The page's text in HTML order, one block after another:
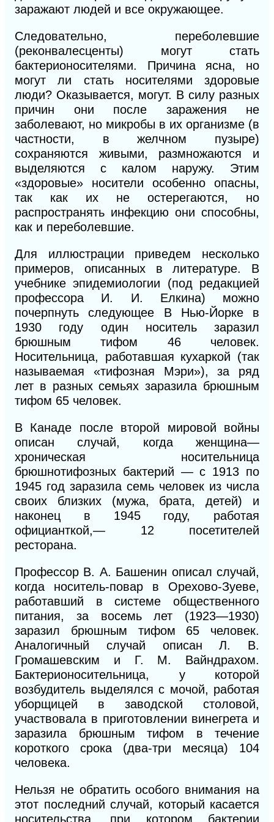
заражают людей и все окружающее.
Следовательно, переболевшие
(реконвалесценты) могут стать
бактерионосителями. Причина ясна, но
могут ли стать носителями здоровые
люди? Оказывается, могут. В силу разных
причин они после заражения не
заболевают, но микробы в их организме (в
частности, в желчном пузыре)
сохраняются живыми, размножаются и
выделяются с калом наружу. Этим
«здоровые» носители особенно опасны,
так как их не остерегаются, но
распространять инфекцию они способны,
как и переболевшие.
Для иллюстрации приведем несколько
примеров, описанных в литературе. В
учебнике эпидемиологии (под редакцией
профессора И. И. Елкина) можно
почерпнуть следующее В Нью-Йорке в
1930 году один носитель заразил
брюшным тифом 46 человек.
Носительница, работавшая кухаркой (так
называемая «тифозная Мэри»), за ряд
лет в разных семьях заразила брюшным
тифом 65 человек.
В Канаде после второй мировой войны
описан случай, когда женщина—
хроническая носительница
брюшнотифозных бактерий — с 1913 по
1945 год заразила семь человек из числа
своих близких (мужа, брата, детей) и
наконец в 1945 году, работая
официанткой,— 12 посетителей
ресторана.
Профессор В. А. Башенин описал случай,
когда носитель-повар в Орехово-Зуеве,
работавший в системе общественного
питания, за восемь лет (1923—1930)
заразил брюшным тифом 65 человек.
Аналогичный случай описан Л. В.
Громашевским и Г. М. Вайндрахом.
Бактерионосительница, у которой
возбудитель выделялся с мочой, работая
уборщицей в заводской столовой,
участвовала в приготовлении винегрета и
заразила брюшным тифом в течение
короткого срока (два-три месяца) 104
человека.
Нельзя не обратить особого внимания на
этот последний случай, который касается
носительства, при котором бактерии